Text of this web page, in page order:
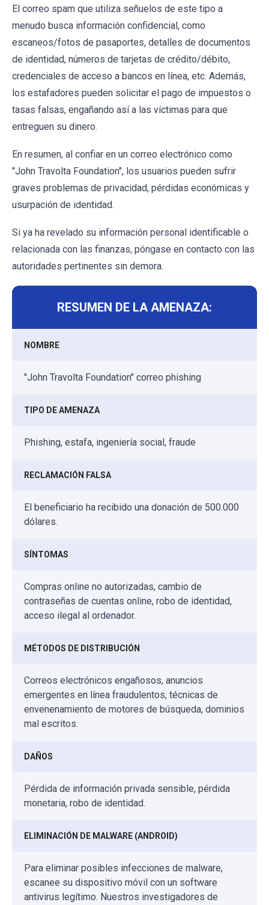
El correo spam que utiliza señuelos de este tipo a
menudo busca información confidencial, como
escaneos/fotos de pasaportes, detalles de documentos
de identidad, números de tarjetas de crédito/débito,
credenciales de acceso a bancos en línea, etc. Además,
los estafadores pueden solicitar el pago de impuestos o
tasas falsas, engañando así a las víctimas para que
entreguen su dinero.
En resumen, al confiar en un correo electrónico como
"John Travolta Foundation", los usuarios pueden sufrir
graves problemas de privacidad, pérdidas económicas y
usurpación de identidad.
Si ya ha revelado su información personal identificable o
relacionada con las finanzas, póngase en contacto con las
autoridades pertinentes sin demora.
RESUMEN DE LA AMENAZA:
NOMBRE
"John Travolta Foundation" correo phishing
TIPO DE AMENAZA
Phishing, estafa, ingeniería social, fraude
RECLAMACIÓN FALSA
El beneficiario ha recibido una donación de 500.000
dólares.
SÍNTOMAS
Compras online no autorizadas, cambio de
contraseñas de cuentas online, robo de identidad,
acceso ilegal al ordenador.
MÉTODOS DE DISTRIBUCIÓN
Correos electrónicos engañosos, anuncios
emergentes en línea fraudulentos, técnicas de
envenenamiento de motores de búsqueda, dominios
mal escritos.
DAÑOS
Pérdida de información privada sensible, pérdida
monetaria, robo de identidad.
ELIMINACIÓN DE MALWARE (ANDROID)
Para eliminar posibles infecciones de malware,
escanee su dispositivo móvil con un software
antivirus legítimo. Nuestros investigadores de